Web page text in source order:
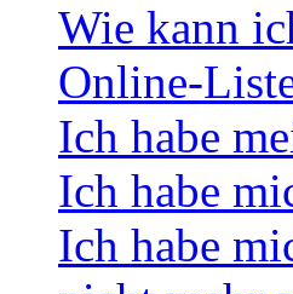
Wie kann
Online-
Ich habe
Ich habe
Ich habe